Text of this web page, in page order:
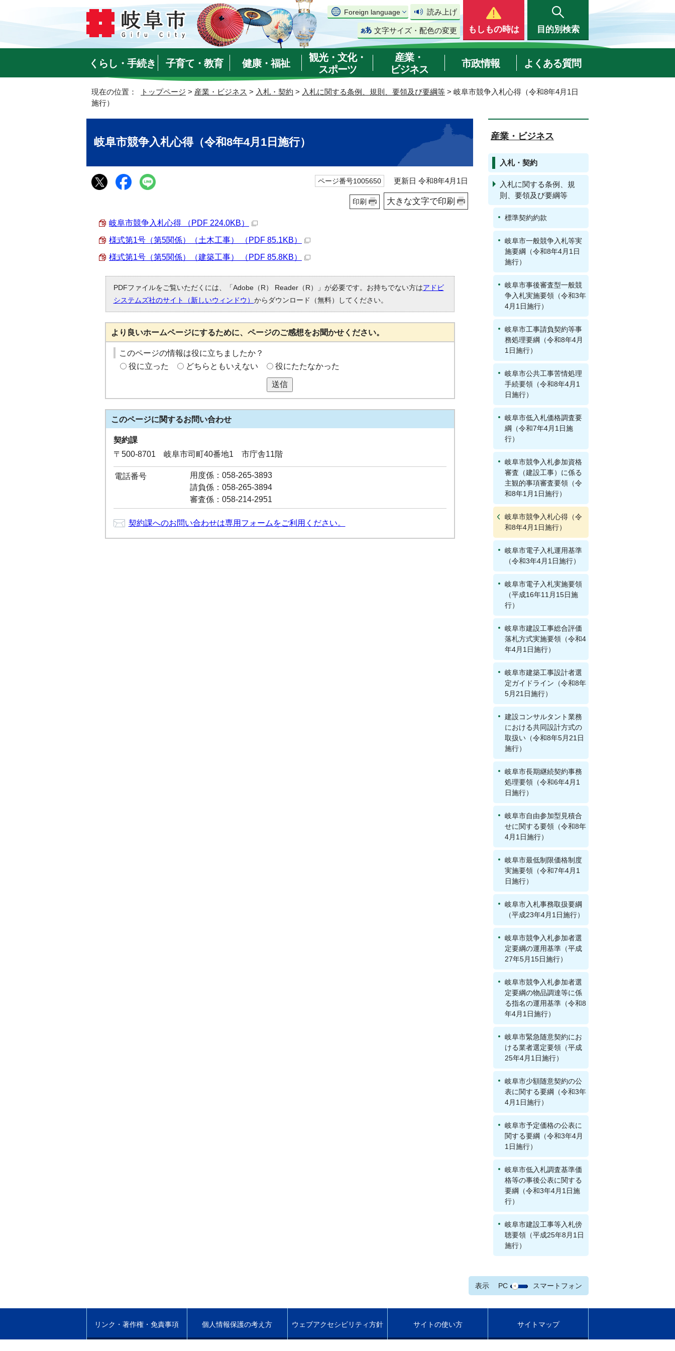
Foreign language 読み上げ
文字サイズ・配色の変更 もしもの時は 目的別検索
くらし・手続き 子育て・教育 健康・福祉
観光・文化・
スポーツ
産業・
ビジネス
市政情報 よくある質問
現在の位置： トップページ > 産業・ビジネス > 入札・契約 > 入札に関する条例、規則、要領及び要綱等 > 岐阜市競争入札心得（令和8年4月1日
施行）
岐阜市競争入札心得（令和8年4月1日施行）
ページ番号1005650 更新日 令和8年4月1日
印刷 大きな文字で印刷
岐阜市競争入札心得 （PDF 224.0KB）
様式第1号（第5関係）（土木工事） （PDF 85.1KB）
様式第1号（第5関係）（建築工事） （PDF 85.8KB）
PDFファイルをご覧いただくには、「Adobe（R） Reader（R）」が必要です。お持ちでない方はアドビ
システムズ社のサイト（新しいウィンドウ） からダウンロード（無料）してください。
より良いホームページにするために、ページのご感想をお聞かせください。
このページの情報は役に立ちましたか？
役に立った
どちらともいえない 役にたたなかった
送信
このページに関するお問い合わせ
契約課
〒500-8701 岐阜市司町40番地1 市庁舎11階
電話番号
用度係：058-265-3893
請負係：058-265-3894
審査係：058-214-2951
契約課へのお問い合わせは専用フォームをご利用ください。
産業・ビジネス
入札・契約
入札に関する条例、規
則、要領及び要綱等
標準契約約款
岐阜市一般競争入札等実
施要綱（令和8年4月1日
施行）
岐阜市事後審査型一般競
争入札実施要領（令和3年
4月1日施行）
岐阜市工事請負契約等事
務処理要綱（令和8年4月
1日施行）
岐阜市公共工事苦情処理
手続要領（令和8年4月1
日施行）
岐阜市低入札価格調査要
綱（令和7年4月1日施
行）
岐阜市競争入札参加資格
審査（建設工事）に係る
主観的事項審査要領（令
和8年1月1日施行）
岐阜市競争入札心得（令
和8年4月1日施行）
岐阜市電子入札運用基準
（令和3年4月1日施行）
岐阜市電子入札実施要領
（平成16年11月15日施
行）
岐阜市建設工事総合評価
落札方式実施要領（令和4
年4月1日施行）
岐阜市建築工事設計者選
定ガイドライン（令和8年
5月21日施行）
建設コンサルタント業務
における共同設計方式の
取扱い（令和8年5月21日
施行）
岐阜市長期継続契約事務
処理要領（令和6年4月1
日施行）
岐阜市自由参加型見積合
せに関する要領（令和8年
4月1日施行）
岐阜市最低制限価格制度
実施要領（令和7年4月1
日施行）
岐阜市入札事務取扱要綱
（平成23年4月1日施行）
岐阜市競争入札参加者選
定要綱の運用基準（平成
27年5月15日施行）
岐阜市競争入札参加者選
定要綱の物品調達等に係
る指名の運用基準（令和8
年4月1日施行）
岐阜市緊急随意契約にお
ける業者選定要領（平成
25年4月1日施行）
岐阜市少額随意契約の公
表に関する要綱（令和3年
4月1日施行）
岐阜市予定価格の公表に
関する要綱（令和3年4月
1日施行）
岐阜市低入札調査基準価
格等の事後公表に関する
要綱（令和3年4月1日施
行）
岐阜市建設工事等入札傍
聴要領（平成25年8月1日
施行）
表示 PC スマートフォン
リンク・著作権・免責事項 個人情報保護の考え方 ウェブアクセシビリティ方針 サイトの使い方 サイトマップ